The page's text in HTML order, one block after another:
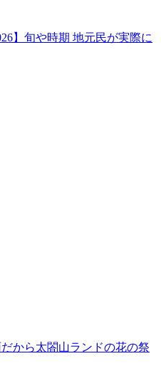
】旬や時期 地元民が実際に
だから太閤山ランドの花の祭